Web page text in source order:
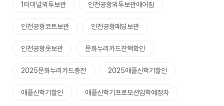
1터미널외투보관 인천공항외투보관에어짐
인천공항코트보관 인천공항패딩보관
인천공항옷보관 문화누리카드잔핵확인
2025문화누리카드충전 2025애플신학기할인
애플신학기할인 애플신학기프로모션입학예정자